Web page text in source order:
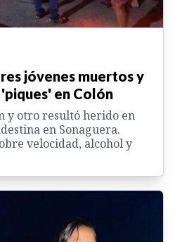
jóvenes muertos y
en Colón
y otro resultó herido en
en Sonaguera.
velocidad, alcohol y